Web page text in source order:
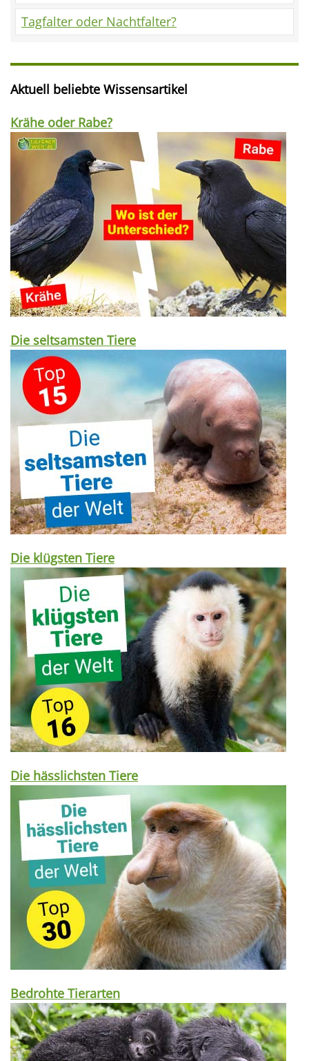
Tagfalter oder Nachtfalter?
Aktuell beliebte Wissensartikel
Krähe oder Rabe?
Die seltsamsten Tiere
Die klügsten Tiere
Die hässlichsten Tiere
Bedrohte Tierarten